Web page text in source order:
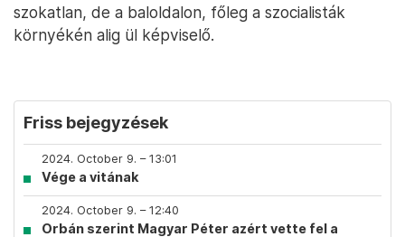
szokatlan, de a baloldalon, főleg a szocialisták
környékén alig ül képviselő.
Friss bejegyzések
2024. October 9. – 13:01
Vége a vitának
2024. October 9. – 12:40
Orbán szerint Magyar Péter azért vette fel a